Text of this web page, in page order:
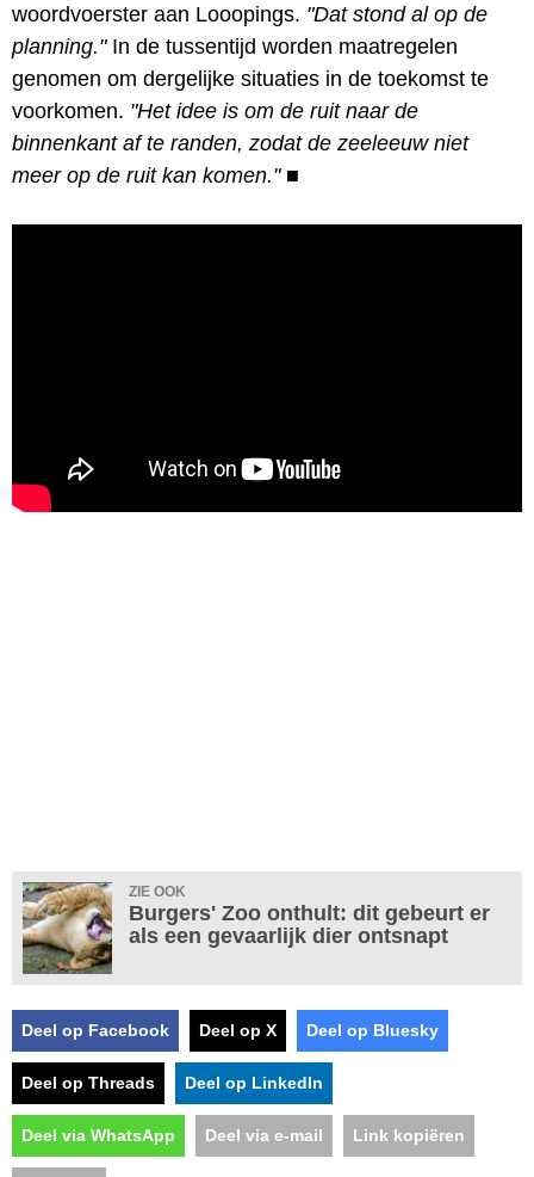
woordvoerster aan Looopings. "Dat stond al op de
planning."In de tussentijd worden maatregelen
genomen om dergelijke situaties in de toekomst te
voorkomen. "Het idee is om de ruit naar de
binnenkant af te randen, zodat de zeeleeuw niet
meer op de ruit kan komen." ■
ZIE OOK
Burgers' Zoo onthult: dit gebeurt er
als een gevaarlijk dier ontsnapt
Deel op Facebook Deel op X Deel op Bluesky
Deel op Threads Deel op LinkedIn
Deel via WhatsApp Deel via e-mail Link kopiëren